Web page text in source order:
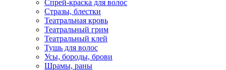
Спрей-краска для волос
Стразы, блестки
Театральная кровь
Театральный грим
Театральный клей
Тушь для волос
Усы, бороды, брови
Шрамы, раны